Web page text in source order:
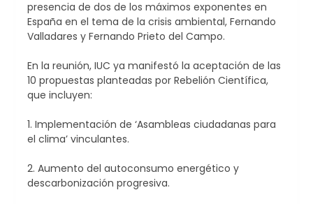
presencia de dos de los máximos exponentes en
España en el tema de la crisis ambiental, Fernando
Valladares y Fernando Prieto del Campo.
En la reunión, IUC ya manifestó la aceptación de las
10 propuestas planteadas por Rebelión Científica,
que incluyen:
1. Implementación de ‘Asambleas ciudadanas para
el clima’ vinculantes.
2. Aumento del autoconsumo energético y
descarbonización progresiva.